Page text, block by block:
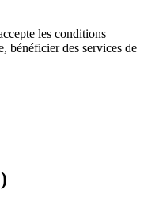
les conditions
bénéficier des services de